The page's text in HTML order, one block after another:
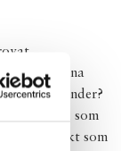
från dina
mjölkbönder?
god varm som
perfekt som